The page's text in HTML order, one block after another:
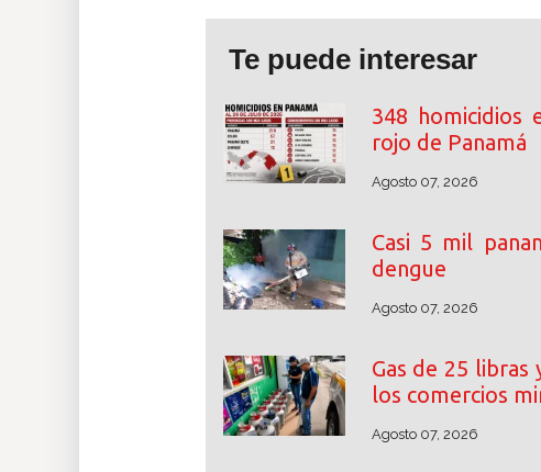
Te puede interesar
348 homicidios
rojo de Panamá
Agosto 07, 2026
Casi 5 mil
dengue
Agosto 07, 2026
Gas de 25 libras
los comercios
Agosto 07, 2026